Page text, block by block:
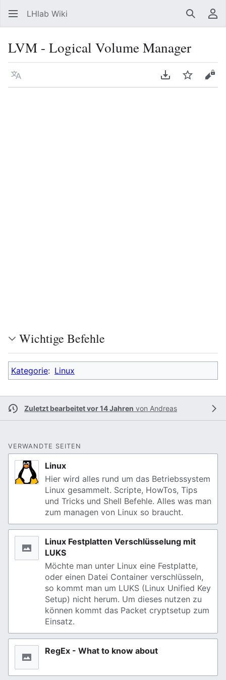
LHlab Wiki Suchen
LVM - Logical Volume Manager
Sprache PDF
Wichtige Befehle
Kategorie: Linux
Zuletzt bearbeitet vor 14 Jahren von Andreas
VERWANDTE SEITEN
Linux
Hier wird alles rund um das Betriebssystem
Linux gesammelt. Scripte, HowTos, Tips
und Tricks und Shell Befehle. Alles was man
zum managen von Linux so braucht.
Linux Festplatten Verschlüsselung mit
LUKS
Möchte man unter Linux eine Festplatte,
oder einen Datei Container verschlüsseln,
so kommt man um LUKS (Linux Unified Key
Setup) nicht herum. Um dieses nutzen zu
können kommt das Packet cryptsetup zum
Einsatz.
RegEx - What to know about